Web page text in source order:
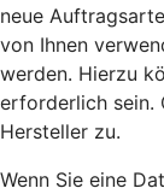
neue
von Ihnen
werden. Hierzu
erforderlich sein.
Hersteller zu.
Wenn Sie eine